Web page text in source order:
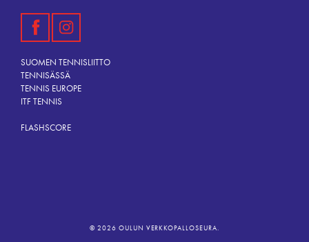
SUOMEN TENNISLIITTO
TENNISÄSSÄ
TENNIS EUROPE
ITF TENNIS
FLASHSCORE
© 2026 OULUN VERKKOPALLOSEURA.